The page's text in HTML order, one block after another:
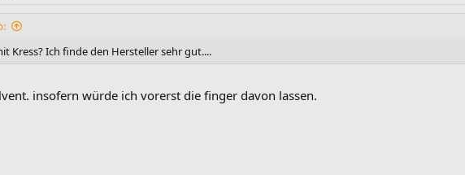
Kress? Ich finde den Hersteller sehr gut....
insofern würde ich vorerst die finger davon lassen.